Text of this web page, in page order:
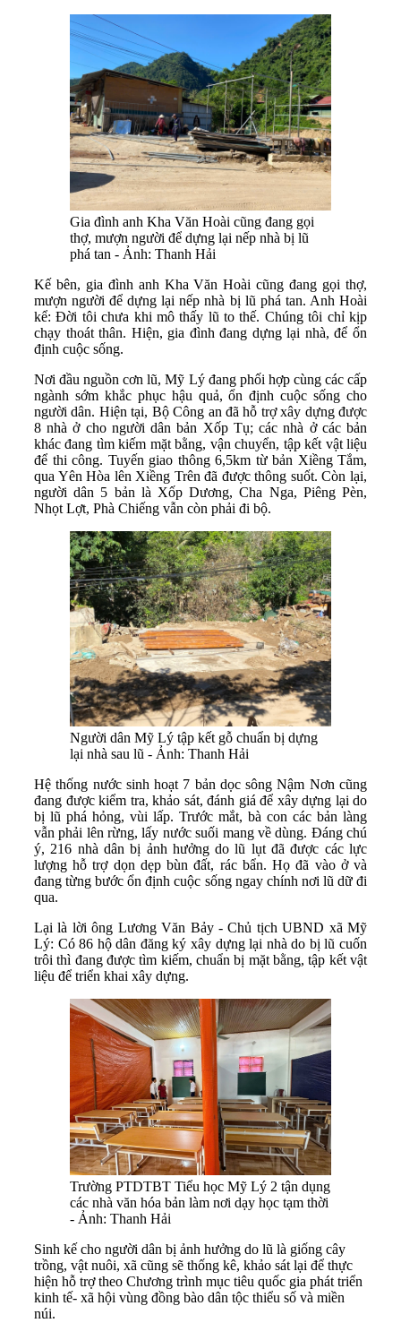
Gia đình anh Kha Văn Hoài cũng đang gọi
thợ, mượn người để dựng lại nếp nhà bị lũ
phá tan - Ảnh: Thanh Hải
Kế bên, gia đình anh Kha Văn Hoài cũng đang gọi thợ,
mượn người để dựng lại nếp nhà bị lũ phá tan. Anh Hoài
kể: Đời tôi chưa khi mô thấy lũ to thế. Chúng tôi chỉ kịp
chạy thoát thân. Hiện, gia đình đang dựng lại nhà, để ổn
định cuộc sống.
Nơi đầu nguồn cơn lũ, Mỹ Lý đang phối hợp cùng các cấp
ngành sớm khắc phục hậu quả, ổn định cuộc sống cho
người dân. Hiện tại, Bộ Công an đã hỗ trợ xây dựng được
8 nhà ở cho người dân bản Xốp Tụ; các nhà ở các bản
khác đang tìm kiếm mặt bằng, vận chuyển, tập kết vật liệu
để thi công. Tuyến giao thông 6,5km từ bản Xiềng Tắm,
qua Yên Hòa lên Xiềng Trên đã được thông suốt. Còn lại,
người dân 5 bản là Xốp Dương, Cha Nga, Piêng Pèn,
Nhọt Lợt, Phà Chiếng vẫn còn phải đi bộ.
Người dân Mỹ Lý tập kết gỗ chuẩn bị dựng
lại nhà sau lũ - Ảnh: Thanh Hải
Hệ thống nước sinh hoạt 7 bản dọc sông Nậm Nơn cũng
đang được kiểm tra, khảo sát, đánh giá để xây dựng lại do
bị lũ phá hỏng, vùi lấp. Trước mắt, bà con các bản làng
vẫn phải lên rừng, lấy nước suối mang về dùng. Đáng chú
ý, 216 nhà dân bị ảnh hưởng do lũ lụt đã được các lực
lượng hỗ trợ dọn dẹp bùn đất, rác bẩn. Họ đã vào ở và
đang từng bước ổn định cuộc sống ngay chính nơi lũ dữ đi
qua.
Lại là lời ông Lương Văn Bảy - Chủ tịch UBND xã Mỹ
Lý: Có 86 hộ dân đăng ký xây dựng lại nhà do bị lũ cuốn
trôi thì đang được tìm kiếm, chuẩn bị mặt bằng, tập kết vật
liệu để triển khai xây dựng.
Trường PTDTBT Tiểu học Mỹ Lý 2 tận dụng
các nhà văn hóa bản làm nơi dạy học tạm thời
- Ảnh: Thanh Hải
Sinh kế cho người dân bị ảnh hưởng do lũ là giống cây
trồng, vật nuôi, xã cũng sẽ thống kê, khảo sát lại để thực
hiện hỗ trợ theo Chương trình mục tiêu quốc gia phát triển
kinh tế- xã hội vùng đồng bào dân tộc thiểu số và miền
núi.